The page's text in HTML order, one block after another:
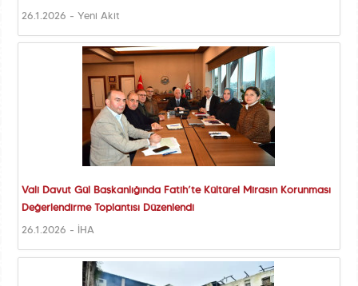
26.1.2026 - Yeni Akit
Vali Davut Gül Başkanlığında Fatih’te Kültürel Mirasın Korunması
Değerlendirme Toplantısı Düzenlendi
26.1.2026 - İHA